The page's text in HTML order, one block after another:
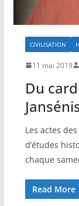
CIVILISATION
11 mai 2019
Du
Les actes
d’études
chaque
Read More